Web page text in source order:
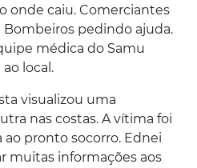
onde caiu. Comerciantes
Bombeiros pedindo ajuda.
médica do Samu
local.
visualizou uma
nas costas. A vítima foi
pronto socorro. Ednei
muitas informações aos